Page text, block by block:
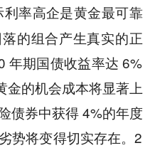
利率高企是黄金最可靠
的组合产生真实的正
期国债收益率达 6%
的机会成本将显著上
债券中获得 4%的年度
势将变得切实存在。2